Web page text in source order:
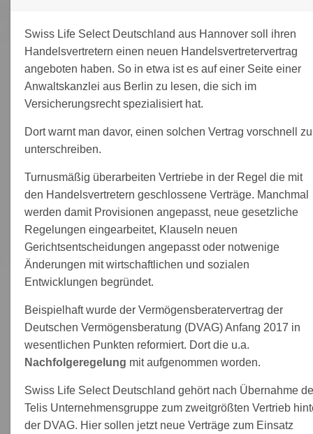
Swiss Life Select Deutschland aus Hannover soll ihren
Handelsvertretern einen neuen Handelsvertretervertrag
angeboten haben. So in etwa ist es auf einer Seite einer
Anwaltskanzlei aus Berlin zu lesen, die sich im
Versicherungsrecht spezialisiert hat.
Dort warnt man davor, einen solchen Vertrag vorschnell zu
unterschreiben.
Turnusmäßig überarbeiten Vertriebe in der Regel die mit
den Handelsvertretern geschlossene Verträge. Manchmal
werden damit Provisionen angepasst, neue gesetzliche
Regelungen eingearbeitet, Klauseln neuen
Gerichtsentscheidungen angepasst oder notwenige
Änderungen mit wirtschaftlichen und sozialen
Entwicklungen begründet.
Beispielhaft wurde der Vermögensberatervertrag der
Deutschen Vermögensberatung (DVAG) Anfang 2017 in
wesentlichen Punkten reformiert. Dort die u.a.
Nachfolgeregelung mit aufgenommen worden.
Swiss Life Select Deutschland gehört nach Übernahme
Telis Unternehmensgruppe zum zweitgrößten Vertrieb
der DVAG. Hier sollen jetzt neue Verträge zum Einsatz